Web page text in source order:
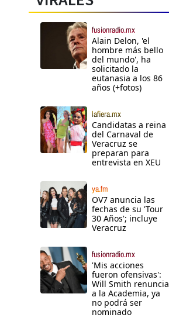
fusionradio.mx
Alain Delon, 'el
hombre más bello
del mundo', ha
solicitado la
eutanasia a los 86
años (+fotos)
lafiera.mx
Candidatas a reina
del Carnaval de
Veracruz se
preparan para
entrevista en XEU
ya.fm
OV7 anuncia las
fechas de su 'Tour
30 Años'; incluye
Veracruz
fusionradio.mx
'Mis acciones
fueron ofensivas':
Will Smith renuncia
a la Academia, ya
no podrá ser
nominado